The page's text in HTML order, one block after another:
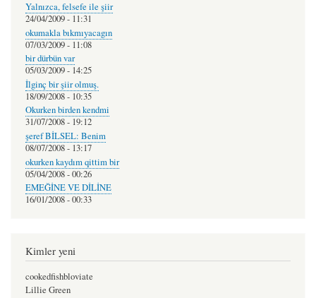
Yalnızca, felsefe ile şiir
24/04/2009 - 11:31
okumakla bıkmıyacagın
07/03/2009 - 11:08
bir dürbün var
05/03/2009 - 14:25
İlginç bir şiir olmuş.
18/09/2008 - 10:35
Okurken birden kendmi
31/07/2008 - 19:12
şeref BİLSEL: Benim
08/07/2008 - 13:17
okurken kaydım qittim bir
05/04/2008 - 00:26
EMEĞİNE VE DİLİNE
16/01/2008 - 00:33
Kimler yeni
cookedfishbloviate
Lillie Green